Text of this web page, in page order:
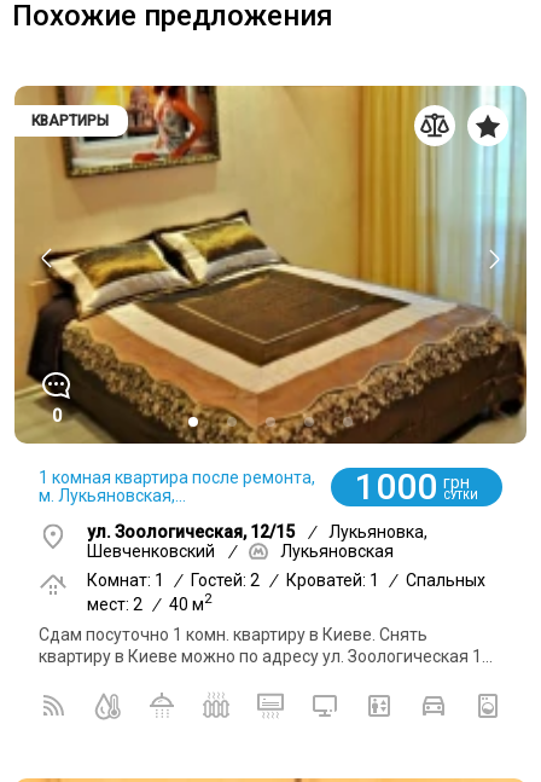
Похожие предложения
КВАРТИРЫ
0
1 комная квартира после ремонта,
м. Лукьяновская,...
1000 грн
СУТКИ
ул. Зоологическая, 12/15 /
Лукьяновка,
Шевченковский
/
Лукьяновская
Комнат: 1
/ Гостей: 2 / Кроватей: 1 / Спальных
мест: 2
/ 40 м2
Сдам посуточно 1 комн. квартиру в Киеве. Снять
квартиру в Киеве можно по адресу ул. Зоологическая 1...